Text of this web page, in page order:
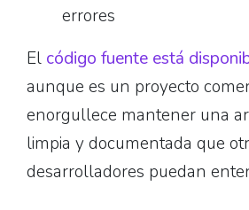
errores
El código fuente está
aunque es un proyecto
enorgullece mantener una
limpia y documentada que
desarrolladores puedan